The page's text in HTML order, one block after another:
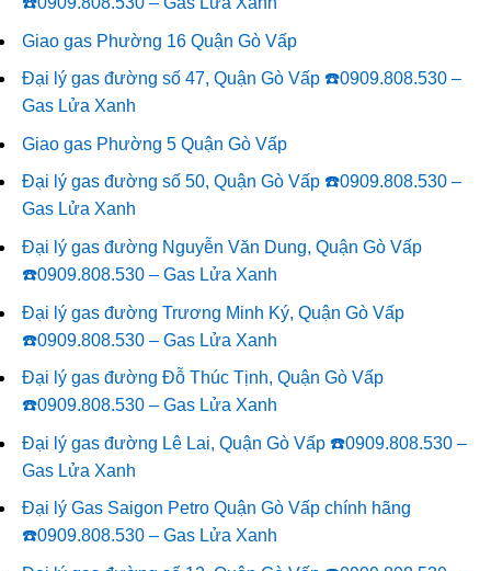
Giao gas Phường 16 Quận Gò Vấp
Đại lý gas đường số 47, Quận Gò Vấp ☎️0909.808.530 –
Gas Lửa Xanh
Giao gas Phường 5 Quận Gò Vấp
Đại lý gas đường số 50, Quận Gò Vấp ☎️0909.808.530 –
Gas Lửa Xanh
Đại lý gas đường Nguyễn Văn Dung, Quận Gò Vấp
☎️0909.808.530 – Gas Lửa Xanh
Đại lý gas đường Trương Minh Ký, Quận Gò Vấp
☎️0909.808.530 – Gas Lửa Xanh
Đại lý gas đường Đỗ Thúc Tịnh, Quận Gò Vấp
☎️0909.808.530 – Gas Lửa Xanh
Đại lý gas đường Lê Lai, Quận Gò Vấp ☎️0909.808.530 –
Gas Lửa Xanh
Đại lý Gas Saigon Petro Quận Gò Vấp chính hãng
☎️0909.808.530 – Gas Lửa Xanh